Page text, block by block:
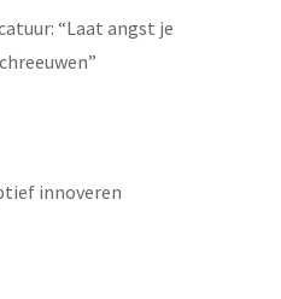
“Laat angst je
innoveren